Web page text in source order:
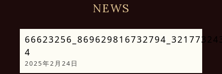
NEWS
4
2025年2月24日